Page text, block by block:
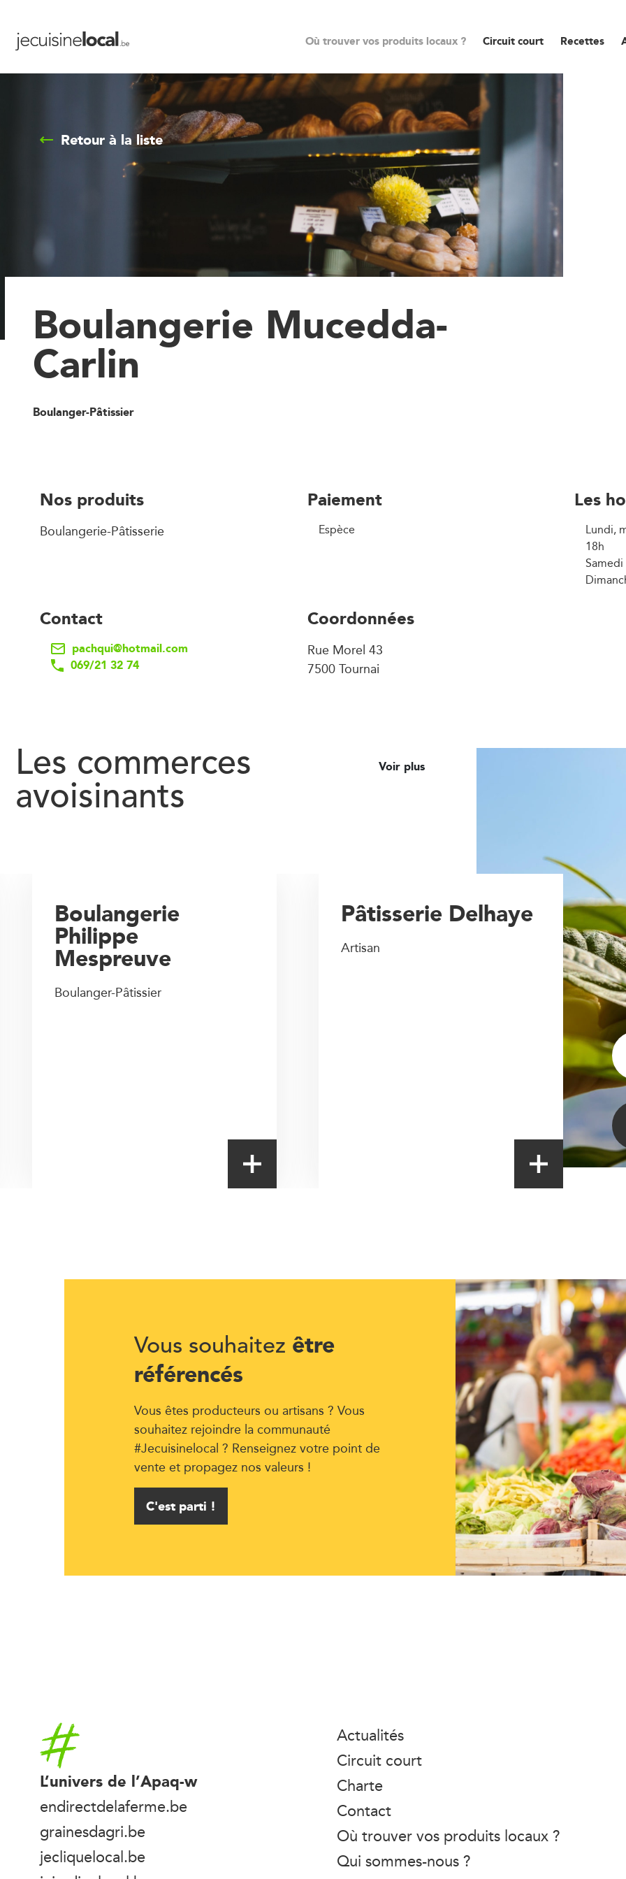
Où trouver vos produits locaux ? Circuit court Recettes
Retour à la liste
Boulangerie Mucedda-
Carlin
Boulanger-Pâtissier
Nos produits
Boulangerie-Pâtisserie
Paiement
Espèce
Les
Lundi,
18h
Contact
pachqui@hotmail.com
069/21 32 74
Coordonnées
Rue Morel 43
7500 Tournai
Les commerces
avoisinants
Voir plus
Pâtisserie Delhaye
Artisan
Boulangerie
Philippe
Mespreuve
Boulanger-Pâtissier
Vous souhaitez être
référencés
Vous êtes producteurs ou artisans ? Vous
souhaitez rejoindre la communauté
#Jecuisinelocal ? Renseignez votre point de
vente et propagez nos valeurs !
C'est parti !
Accueil
L’univers de l’Apaq-w
endirectdelaferme.be
grainesdagri.be
jecliquelocal.be
Actualités
Circuit court
Charte
Contact
Où trouver vos produits locaux ?
Qui sommes-nous ?